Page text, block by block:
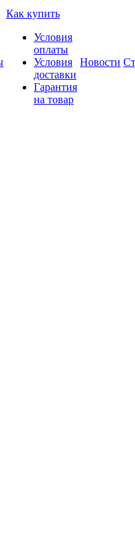
Как купить
Условия
оплаты
Условия
доставки
Гарантия
на товар
Новости